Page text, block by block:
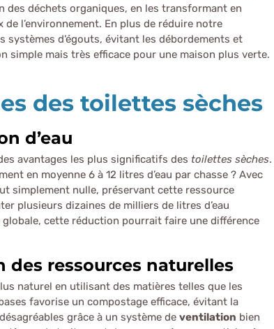
des déchets organiques, en les transformant en
l’environnement. En plus de réduire notre
systèmes d’égouts, évitant les débordements et
mais très efficace pour une maison plus verte.
des toilettes sèches
d’eau
avantages les plus significatifs des toilettes sèches.
en moyenne 6 à 12 litres d’eau par chasse ? Avec
simplement nulle, préservant cette ressource
plusieurs dizaines de milliers de litres d’eau
cette réduction pourrait faire une différence
ressources naturelles
naturel en utilisant des matières telles que les
favorise un compostage efficace, évitant la
désagréables grâce à un système de ventilation bien